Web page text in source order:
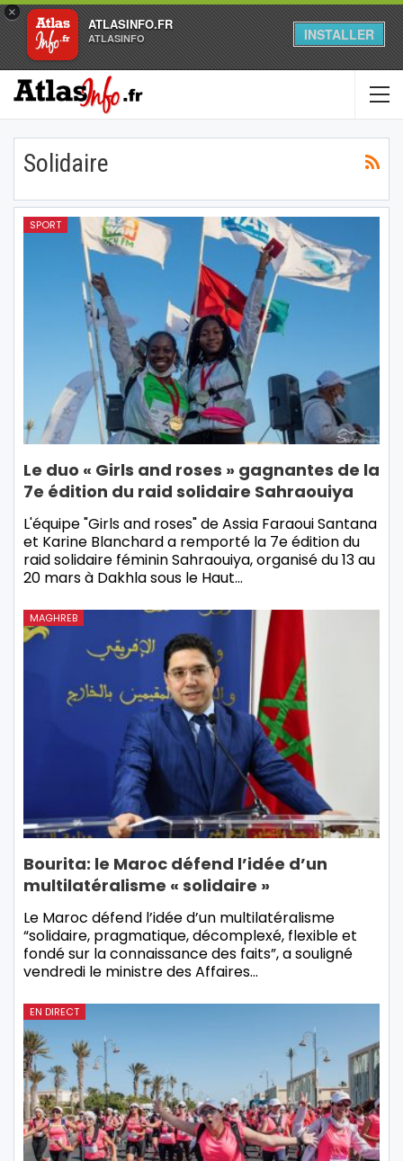
×
ATLASINFO.FR
ATLASINFO INSTALLER
Solidaire
SPORT
Le duo « Girls and roses » gagnantes de la
7e édition du raid solidaire Sahraouiya
L'équipe "Girls and roses" de Assia Faraoui Santana
et Karine Blanchard a remporté la 7e édition du
raid solidaire féminin Sahraouiya, organisé du 13 au
20 mars à Dakhla sous le Haut…
MAGHREB
Bourita: le Maroc défend l’idée d’un
multilatéralisme « solidaire »
Le Maroc défend l’idée d’un multilatéralisme
“solidaire, pragmatique, décomplexé, flexible et
fondé sur la connaissance des faits”, a souligné
vendredi le ministre des Affaires…
EN DIRECT